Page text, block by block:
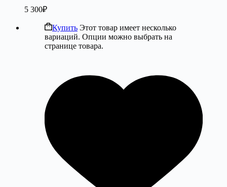
5 300₽
Купить Этот товар имеет несколько
вариаций. Опции можно выбрать на
странице товара.